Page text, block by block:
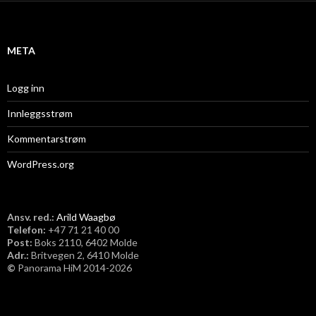
i
META
Logg inn
Innleggsstrøm
Kommentarstrøm
WordPress.org
Ansv. red.: Arild Waagbø
Telefon: ​+47 71 21 40 00
Post: Boks 2110, 6402 Molde
Adr.: Britvegen 2, 6410 Molde
© Panorama HiM 2014-2026